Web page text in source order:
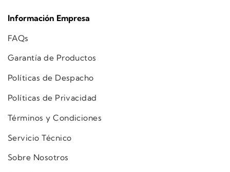
Información Empresa
FAQs
Garantía de Productos
Políticas de Despacho
Políticas de Privacidad
Términos y Condiciones
Servicio Técnico
Sobre Nosotros